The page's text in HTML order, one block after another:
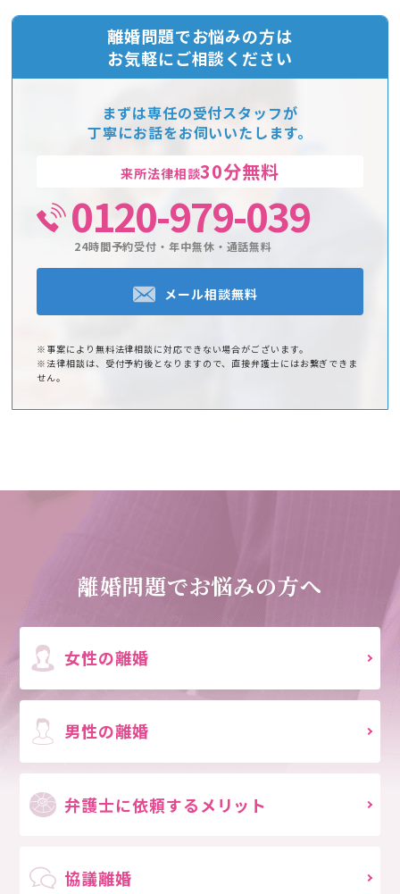
離婚問題でお悩みの方は
お気軽にご相談ください
まずは専任の受付スタッフが
丁寧にお話をお伺いいたします。
来所法律相談30分無料
0120-979-039
24時間予約受付・年中無休・通話無料
メール相談無料
※事案により無料法律相談に対応できない場合がございます。
※法律相談は、受付予約後となりますので、直接弁護士にはお繋ぎできま
せん。
離婚問題でお悩みの方へ
女性の離婚
男性の離婚
弁護士に依頼するメリット
協議離婚